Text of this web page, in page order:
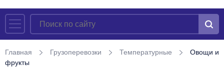
Главная Грузоперевозки Температурные
Овощи и
фрукты